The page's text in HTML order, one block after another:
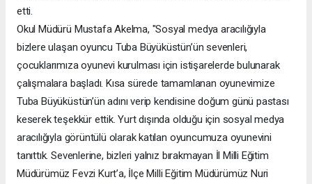
etti.
Okul Müdürü Mustafa Akelma, "Sosyal medya aracılığıyla
bizlere ulaşan oyuncu Tuba Büyüküstün’ün sevenleri,
çocuklarımıza oyunevi kurulması için istişarelerde bulunarak
çalışmalara başladı. Kısa sürede tamamlanan oyunevimize
Tuba Büyüküstün’ün adını verip kendisine doğum günü pastası
keserek teşekkür ettik. Yurt dışında olduğu için sosyal medya
aracılığıyla görüntülü olarak katılan oyuncumuza oyunevini
tanıttık. Sevenlerine, bizleri yalnız bırakmayan İl Milli Eğitim
Müdürümüz Fevzi Kurt’a, İlçe Milli Eğitim Müdürümüz Nuri